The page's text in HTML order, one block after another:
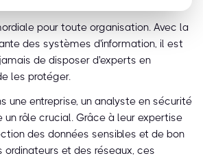
pour toute organisation. Avec la
des systèmes d'information, il est
de disposer d'experts en
les protéger.
une entreprise, un analyste en sécurité
un rôle crucial. Grâce à leur expertise
des données sensibles et de bon
et des réseaux, ces